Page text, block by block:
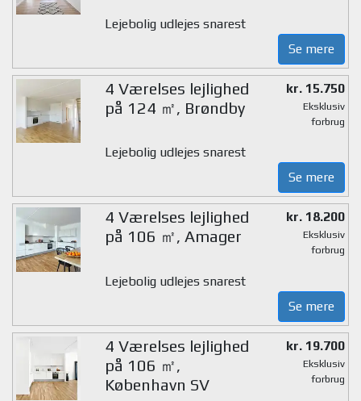
Lejebolig udlejes snarest
Se mere
4 Værelses lejlighed
på 124 ㎡, Brøndby
kr. 15.750
Eksklusiv
forbrug
Lejebolig udlejes snarest
Se mere
4 Værelses lejlighed
på 106 ㎡, Amager
kr. 18.200
Eksklusiv
forbrug
Lejebolig udlejes snarest
Se mere
4 Værelses lejlighed
på 106 ㎡,
København SV
kr. 19.700
Eksklusiv
forbrug